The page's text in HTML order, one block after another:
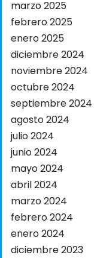
marzo 2025
febrero 2025
enero 2025
diciembre 2024
noviembre 2024
octubre 2024
septiembre 2024
agosto 2024
julio 2024
junio 2024
mayo 2024
abril 2024
marzo 2024
febrero 2024
enero 2024
diciembre 2023